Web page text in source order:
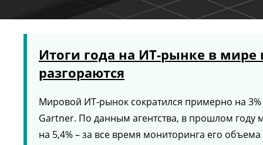
Итоги года на ИТ-рынке в мире
разгораются
Мировой ИТ-рынок сократился примерно на
Gartner. По данным агентства, в прошлом
на 5,4% – за все время мониторинга его